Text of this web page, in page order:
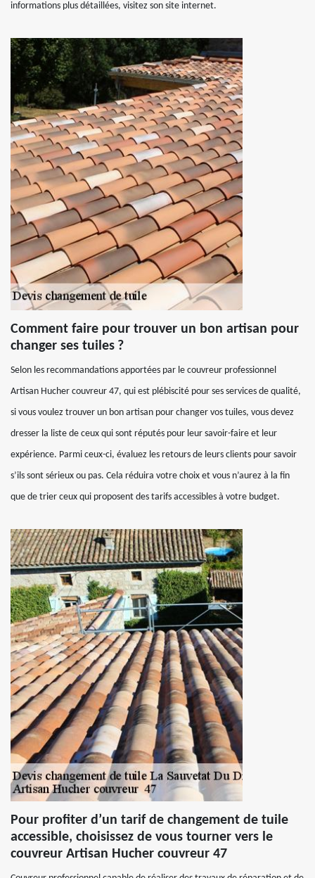
informations plus détaillées, visitez son site internet.
Comment faire pour trouver un bon artisan pour
changer ses tuiles ?
Selon les recommandations apportées par le couvreur professionnel
Artisan Hucher couvreur 47, qui est plébiscité pour ses services de qualité,
si vous voulez trouver un bon artisan pour changer vos tuiles, vous devez
dresser la liste de ceux qui sont réputés pour leur savoir-faire et leur
expérience. Parmi ceux-ci, évaluez les retours de leurs clients pour savoir
s’ils sont sérieux ou pas. Cela réduira votre choix et vous n’aurez à la fin
que de trier ceux qui proposent des tarifs accessibles à votre budget.
Pour profiter d’un tarif de changement de tuile
accessible, choisissez de vous tourner vers le
couvreur Artisan Hucher couvreur 47